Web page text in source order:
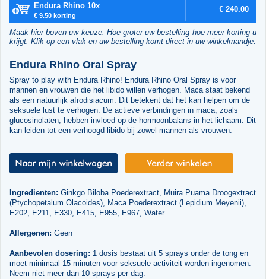
Endura Rhino 10x
€ 9.50 korting
€ 240.00
Maak hier boven uw keuze. Hoe groter uw bestelling hoe meer korting u
krijgt. Klik op een vlak en uw bestelling komt direct in uw winkelmandje.
Endura Rhino Oral Spray
Spray to play with Endura Rhino! Endura Rhino Oral Spray is voor
mannen en vrouwen die het libido willen verhogen. Maca staat bekend
als een natuurlijk afrodisiacum. Dit betekent dat het kan helpen om de
seksuele lust te verhogen. De actieve verbindingen in maca, zoals
glucosinolaten, hebben invloed op de hormoonbalans in het lichaam. Dit
kan leiden tot een verhoogd libido bij zowel mannen als vrouwen.
Ingredienten: Ginkgo Biloba Poederextract, Muira Puama Droogextract
(Ptychopetalum Olacoides), Maca Poederextract (Lepidium Meyenii),
E202, E211, E330, E415, E955, E967, Water.
Allergenen: Geen
Aanbevolen dosering: 1 dosis bestaat uit 5 sprays onder de tong en
moet minimaal 15 minuten voor seksuele activiteit worden ingenomen.
Neem niet meer dan 10 sprays per dag.